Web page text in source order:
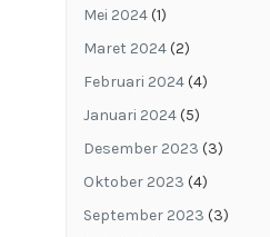
Mei 2024(1)
Maret 2024(2)
Februari 2024(4)
Januari 2024(5)
Desember 2023 (3)
Oktober 2023 (4)
September 2023 (3)